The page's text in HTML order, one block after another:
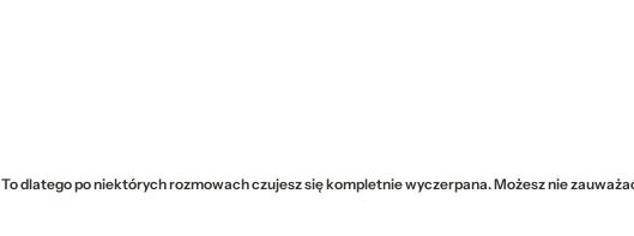
To dlatego po niektórych rozmowach czujesz się kompletnie wyczerpana. Możesz nie